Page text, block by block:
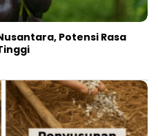
Potensi Rasa